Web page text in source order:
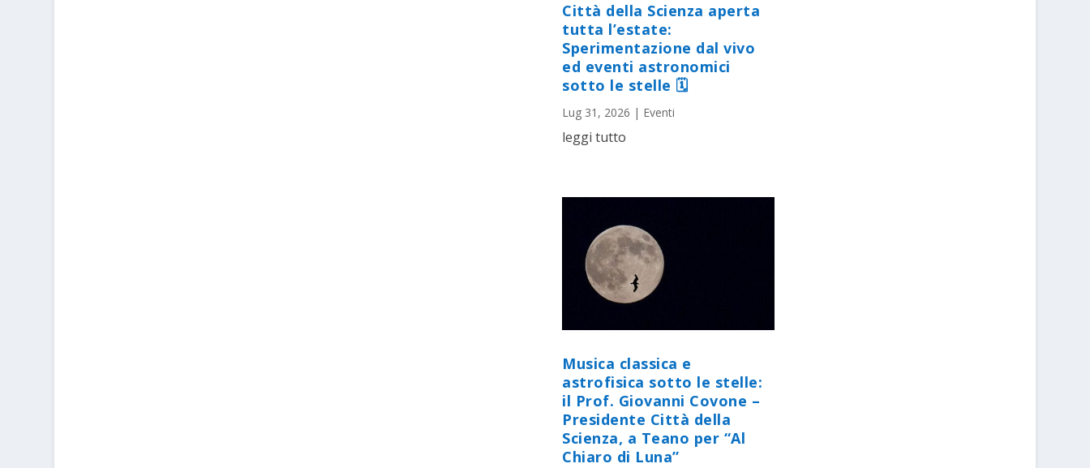
Città della Scienza aperta
tutta l’estate:
Sperimentazione dal vivo
ed eventi astronomici
sotto le stelle 🗓
Lug 31, 2026 | Eventi
leggi tutto
Musica classica e
astrofisica sotto le stelle:
il Prof. Giovanni Covone –
Presidente Città della
Scienza, a Teano per “Al
Chiaro di Luna”